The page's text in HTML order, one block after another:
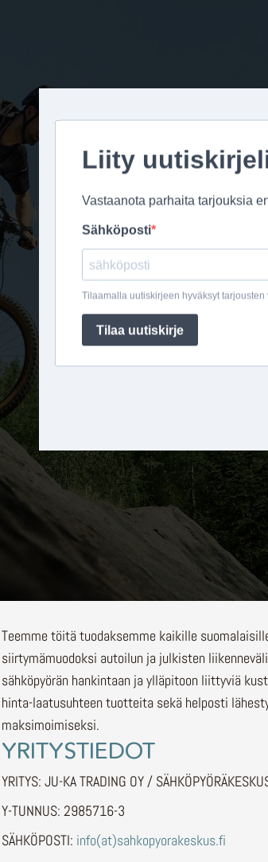
Teemme töitä tuodaksemme kaikille
siirtymämuodoksi autoilun ja julkisten
sähköpyörän hankintaan ja ylläpitoon liittyviä
hinta-laatusuhteen tuotteita sekä helposti
maksimoimiseksi.
YRITYSTIEDOT
YRITYS: JU-KA TRADING OY /
Y-TUNNUS: 2985716-3
SÄHKÖPOSTI: info(at)sahkopyorakeskus.fi